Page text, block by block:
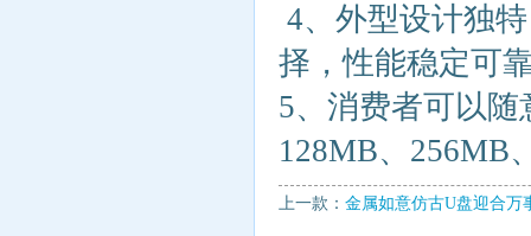
4、外型设计独
择，性能稳定可
5、消费者可以
128MB、256MB
上一款： 金属如意仿古U盘迎合万